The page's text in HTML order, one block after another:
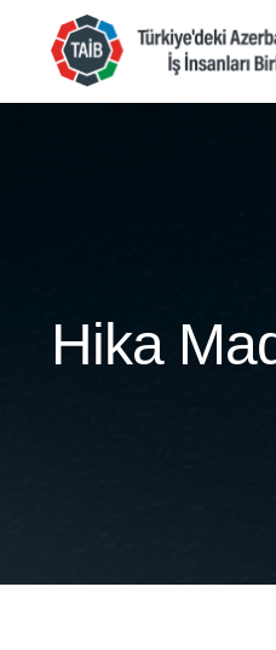
content
Hika